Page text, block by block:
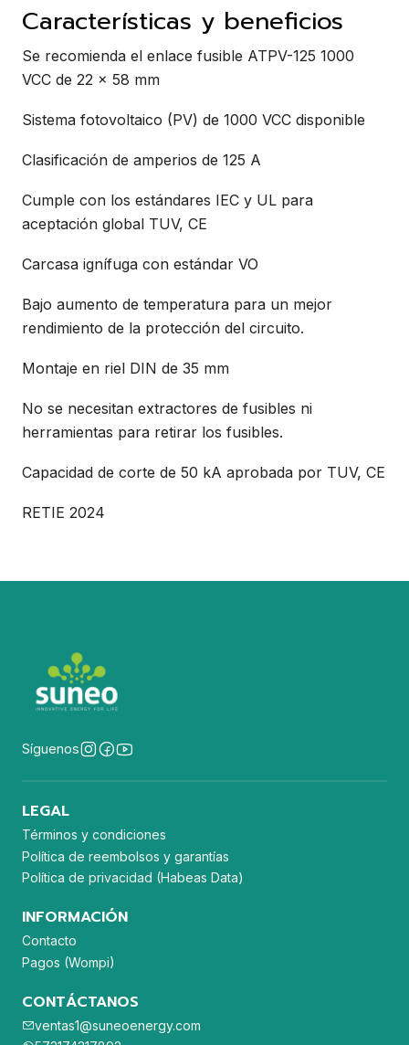
Características y beneficios
Se recomienda el enlace fusible ATPV-125 1000
VCC de 22 × 58 mm
Sistema fotovoltaico (PV) de 1000 VCC disponible
Clasificación de amperios de 125 A
Cumple con los estándares IEC y UL para
aceptación global TUV, CE
Carcasa ignífuga con estándar VO
Bajo aumento de temperatura para un mejor
rendimiento de la protección del circuito.
Montaje en riel DIN de 35 mm
No se necesitan extractores de fusibles ni
herramientas para retirar los fusibles.
Capacidad de corte de 50 kA aprobada por TUV, CE
RETIE 2024
Síguenos
LEGAL
Términos y condiciones
Política de reembolsos y garantías
Política de privacidad (Habeas Data)
INFORMACIÓN
Contacto
Pagos (Wompi)
CONTÁCTANOS
ventas1@suneoenergy.com